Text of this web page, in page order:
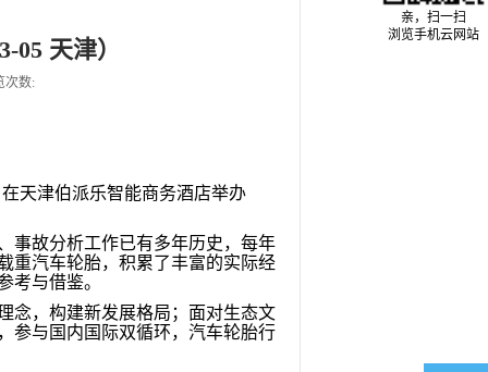
05 天津）
次数:
天津伯派乐智能商务酒店举办
事故分析工作已有多年历史，每年
重汽车轮胎，积累了丰富的实际经
考与借鉴。
念，构建新发展格局；面对生态文
参与国内国际双循环，汽车轮胎行
亲，扫一扫
浏览手机云网站